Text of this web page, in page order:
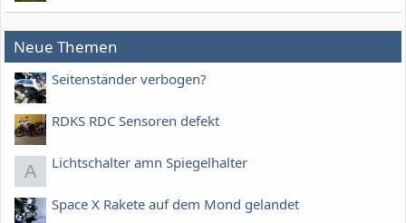
Neue Themen
Seitenständer verbogen?
RDKS RDC Sensoren defekt
A Lichtschalter amn Spiegelhalter
Space X Rakete auf dem Mond gelandet